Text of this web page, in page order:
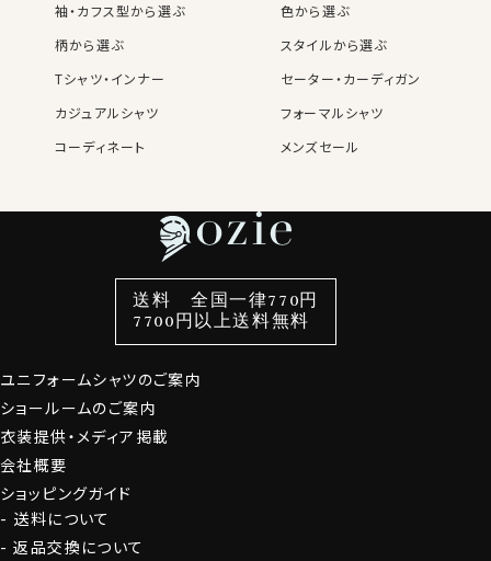
袖・カフス型から選ぶ
色から選ぶ
柄から選ぶ
スタイルから選ぶ
Tシャツ・インナー
セーター・カーディガン
カジュアルシャツ
フォーマルシャツ
コーディネート
メンズセール
袖・カフス型から選ぶ
スタイルから選ぶ
カジュアルシャツ
カフスボタン
財布・名刺入れ
バッグ
ストール・マフラー
ユニフォームシャツのご案内
ショールームのご案内
衣装提供・メディア掲載
会社概要
ショッピングガイド
送料について
返品交換について
送料 全国一律770円
7700円以上送料無料